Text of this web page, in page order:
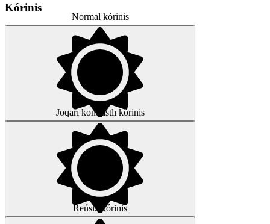
Kórinis
Normal kórinis
Joqarı kontrastlı kórinis
Reńsiz kórinis